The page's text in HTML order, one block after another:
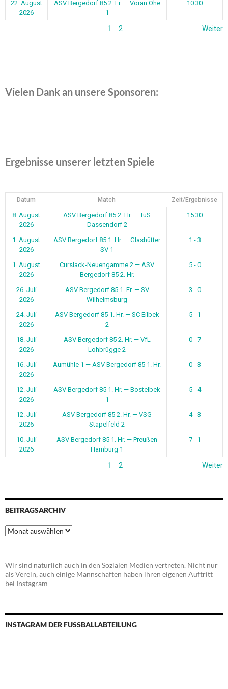
22. August
2026
ASV Bergedorf 85 2. Fr. — Voran Ohe
1
10:30
1 2 Weiter
Vielen Dank an unsere Sponsoren:
Ergebnisse unserer letzten Spiele
Datum Match Zeit/Ergebnisse
8. August
2026
ASV Bergedorf 85 2. Hr. — TuS
Dassendorf 2
15:30
1. August
2026
ASV Bergedorf 85 1. Hr. — Glashütter
SV 1
1 - 3
1. August
2026
Curslack-Neuengamme 2 — ASV
Bergedorf 85 2. Hr.
5 - 0
26. Juli
2026
ASV Bergedorf 85 1. Fr. — SV
Wilhelmsburg
3 - 0
24. Juli
2026
ASV Bergedorf 85 1. Hr. — SC Eilbek
2
5 - 1
18. Juli
2026
ASV Bergedorf 85 2. Hr. — VfL
Lohbrügge 2
0 - 7
16. Juli
2026
Aumühle 1 — ASV Bergedorf 85 1. Hr. 0 - 3
12. Juli
2026
ASV Bergedorf 85 1. Hr. — Bostelbek
1
5 - 4
12. Juli
2026
ASV Bergedorf 85 2. Hr. — VSG
Stapelfeld 2
4 - 3
10. Juli
2026
ASV Bergedorf 85 1. Hr. — Preußen
Hamburg 1
7 - 1
1 2 Weiter
BEITRAGSARCHIV
Beitragsarchiv
Wir sind natürlich auch in den Sozialen Medien vertreten. Nicht nur
als Verein, auch einige Mannschaften haben ihren eigenen Auftritt
bei Instagram
INSTAGRAM DER FUSSBALLABTEILUNG